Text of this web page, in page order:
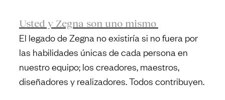
Usted y Zegna son uno mismo
El legado de Zegna no existiría si no fuera por
las habilidades únicas de cada persona en
nuestro equipo; los creadores, maestros,
diseñadores y realizadores. Todos contribuyen.